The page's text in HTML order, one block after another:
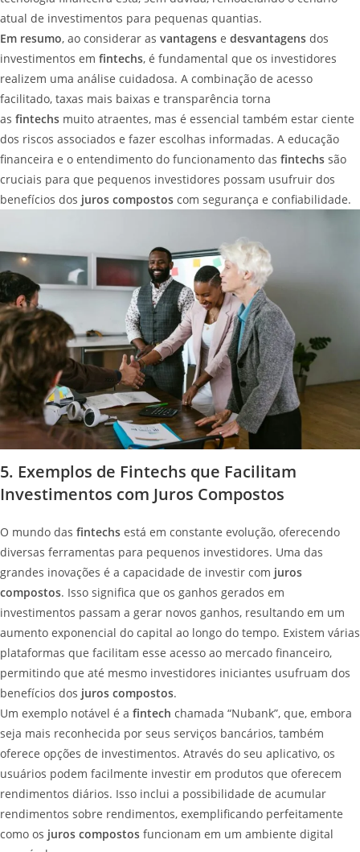
atual de investimentos para pequenas quantias.
Em resumo, ao considerar as vantagens e desvantagens dos
investimentos em fintechs, é fundamental que os investidores
realizem uma análise cuidadosa. A combinação de acesso
facilitado, taxas mais baixas e transparência torna
as fintechs muito atraentes, mas é essencial também estar ciente
dos riscos associados e fazer escolhas informadas. A educação
financeira e o entendimento do funcionamento das fintechs são
cruciais para que pequenos investidores possam usufruir dos
benefícios dos juros compostos com segurança e confiabilidade.
5. Exemplos de Fintechs que Facilitam
Investimentos com Juros Compostos
O mundo das fintechs está em constante evolução, oferecendo
diversas ferramentas para pequenos investidores. Uma das
grandes inovações é a capacidade de investir com juros
compostos. Isso significa que os ganhos gerados em
investimentos passam a gerar novos ganhos, resultando em um
aumento exponencial do capital ao longo do tempo. Existem várias
plataformas que facilitam esse acesso ao mercado financeiro,
permitindo que até mesmo investidores iniciantes usufruam dos
benefícios dos juros compostos.
Um exemplo notável é a fintech chamada “Nubank”, que, embora
seja mais reconhecida por seus serviços bancários, também
oferece opções de investimentos. Através do seu aplicativo, os
usuários podem facilmente investir em produtos que oferecem
rendimentos diários. Isso inclui a possibilidade de acumular
rendimentos sobre rendimentos, exemplificando perfeitamente
como os juros compostos funcionam em um ambiente digital